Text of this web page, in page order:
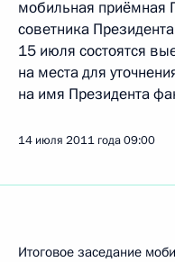
мобильная приёмная
советника
15 июля состоятся
на места для
на имя Президента
14 июля 2011 года09:00
Итоговое заседание